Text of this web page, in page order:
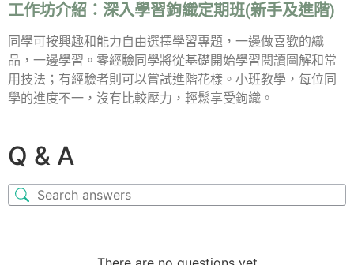
工作坊介紹： 深入學習鉤織定期班(新手及進階)
同學可按興趣和能力自由選擇學習專題，一邊做喜歡的織
品，一邊學習。零經驗同學將從基礎開始學習閱讀圖解和常
用技法；有經驗者則可以嘗試進階花樣。小班教學，每位同
學的進度不一，沒有比較壓力，輕鬆享受鉤織。
Q & A